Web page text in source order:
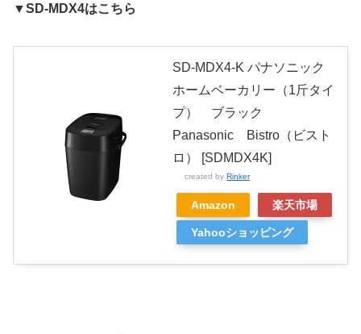
▼SD-MDX4はこちら
SD-MDX4-K パナソニック
ホームベーカリー（1斤タイ
プ） ブラック
Panasonic Bistro（ビスト
ロ） [SDMDX4K]
created by Rinker
Amazon 楽天市場
Yahooショッピング